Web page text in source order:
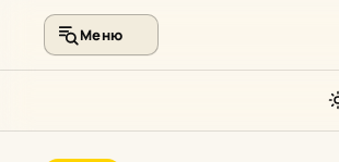
Меню